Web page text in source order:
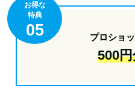
お得な
特典
05 プロショ
500